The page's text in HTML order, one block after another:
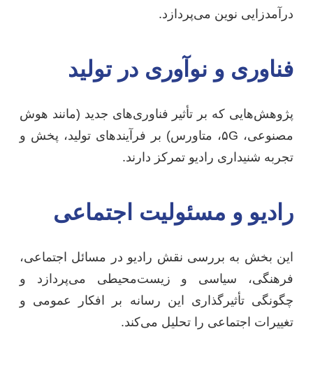
درآمدزایی نوین می‌پردازد.
فناوری و نوآوری در تولید
پژوهش‌هایی که بر تأثیر فناوری‌های جدید (مانند هوش
مصنوعی، ۵G، متاورس) بر فرآیندهای تولید، پخش و
تجربه شنیداری رادیو تمرکز دارند.
رادیو و مسئولیت اجتماعی
این بخش به بررسی نقش رادیو در مسائل اجتماعی،
فرهنگی، سیاسی و زیست‌محیطی می‌پردازد و
چگونگی تأثیرگذاری این رسانه بر افکار عمومی و
تغییرات اجتماعی را تحلیل می‌کند.